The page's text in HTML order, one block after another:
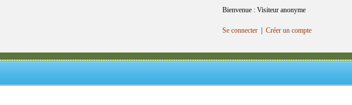
Bienvenue : Visiteur anonyme
Se connecter Créer un compte